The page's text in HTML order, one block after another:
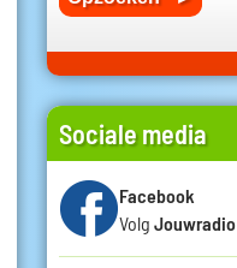
Sociale media
Facebook
Volg Jouwradio